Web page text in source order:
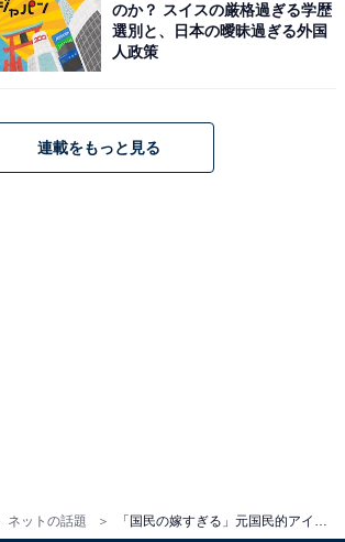
ネットの話題
のか？ スイスの厳格過ぎる学歴
選別と、日本の曖昧過ぎる外国
人政策
連載をもっと見る